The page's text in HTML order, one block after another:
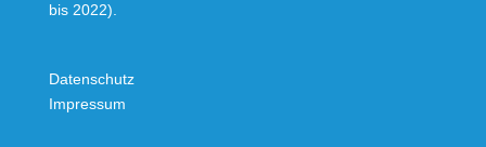
bis 2022).
Datenschutz
Impressum